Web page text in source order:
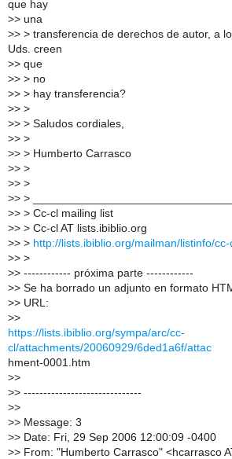
que hay
>> una
>> > transferencia de derechos de autor, a
Uds. creen
>> que
>> > no
>> > hay transferencia?
>> >
>> > Saludos cordiales,
>> >
>> > Humberto Carrasco
>> >
>> >
>> >
>> > Cc-cl mailing list
>> > Cc-cl AT lists.ibiblio.org
>> > http://lists.ibiblio.org/mailman/listinfo/cc-
>> >
>> ------------ próxima parte ------------
>> Se ha borrado un adjunto en formato
>> URL:
>>
https://lists.ibiblio.org/sympa/arc/cc-
cl/attachments/20060929/6ded1a6f/attac
hment-0001.htm
>>
>> ------------------------------
>>
>> Message: 3
>> Date: Fri, 29 Sep 2006 12:00:09 -0400
>> From: "Humberto Carrasco" <hcarrasco